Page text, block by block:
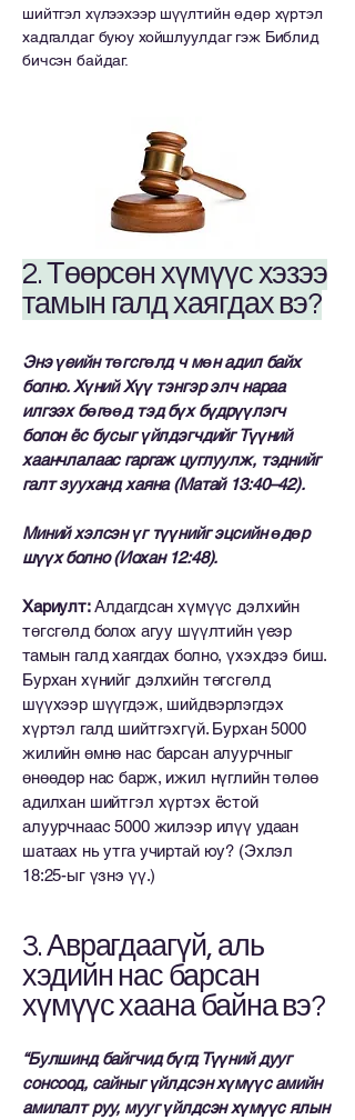
шийтгэл хүлээхээр шүүлтийн өдөр хүртэл
хадгалдаг буюу хойшлуулдаг гэж Библид
бичсэн байдаг.
2. Төөрсөн хүмүүс хэзээ
тамын галд хаягдах вэ?
Энэ үеийн төгсгөлд ч мөн адил байх
болно. Хүний Хүү тэнгэр элч нараа
илгээх бөгөөд тэд бүх бүдрүүлэгч
болон ёс бусыг үйлдэгчдийг Түүний
хаанчлалаас гаргаж цуглуулж, тэднийг
галт зууханд хаяна (Матай 13:40–42).
Миний хэлсэн үг түүнийг эцсийн өдөр
шүүх болно (Иохан 12:48).
Хариулт:Алдагдсан хүмүүс дэлхийн
төгсгөлд болох агуу шүүлтийн үеэр
тамын галд хаягдах болно, үхэхдээ биш.
Бурхан хүнийг дэлхийн төгсгөлд
шүүхээр шүүгдэж, шийдвэрлэгдэх
хүртэл галд шийтгэхгүй. Бурхан 5000
жилийн өмнө нас барсан алуурчныг
өнөөдөр нас барж, ижил нүглийн төлөө
адилхан шийтгэл хүртэх ёстой
алуурчнаас 5000 жилээр илүү удаан
шатаах нь утга учиртай юу? (Эхлэл
18:25-ыг үзнэ үү.)
3. Аврагдаагүй, аль
хэдийн нас барсан
хүмүүс хаана байна вэ?
“Булшинд байгчид бүгд Түүний дууг
сонсоод, сайныг үйлдсэн хүмүүс амийн
амилалт руу, мууг үйлдсэн хүмүүс ялын